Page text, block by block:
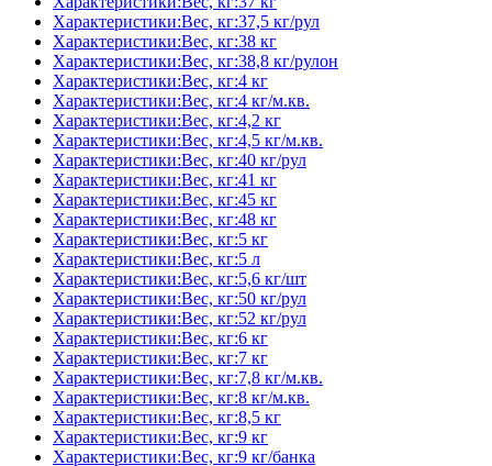
Характеристики:Вес, кг:37,5 кг/рул
Характеристики:Вес, кг:38 кг
Характеристики:Вес, кг:38,8 кг/рулон
Характеристики:Вес, кг:4 кг
Характеристики:Вес, кг:4 кг/м.кв.
Характеристики:Вес, кг:4,2 кг
Характеристики:Вес, кг:4,5 кг/м.кв.
Характеристики:Вес, кг:40 кг/рул
Характеристики:Вес, кг:41 кг
Характеристики:Вес, кг:45 кг
Характеристики:Вес, кг:48 кг
Характеристики:Вес, кг:5 кг
Характеристики:Вес, кг:5 л
Характеристики:Вес, кг:5,6 кг/шт
Характеристики:Вес, кг:50 кг/рул
Характеристики:Вес, кг:52 кг/рул
Характеристики:Вес, кг:6 кг
Характеристики:Вес, кг:7 кг
Характеристики:Вес, кг:7,8 кг/м.кв.
Характеристики:Вес, кг:8 кг/м.кв.
Характеристики:Вес, кг:8,5 кг
Характеристики:Вес, кг:9 кг
Характеристики:Вес, кг:9 кг/банка